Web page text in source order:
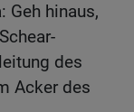
Geh hinaus,
des
Acker des